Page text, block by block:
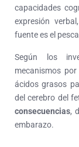
capacidades
expresión
fuente es el
Según los
mecanismos
ácidos grasos
del cerebro del
consecuencias,
embarazo.